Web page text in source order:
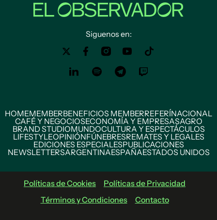
Siguenos en:
HOMEMEMBERBENEFICIOS MEMBERREFERÍNACIONAL
CAFÉ Y NEGOCIOSECONOMÍA Y EMPRESASAGRO
BRAND STUDIOMUNDOCULTURA Y ESPECTÁCULOS
LIFESTYLEOPINIÓNFÚNEBRESREMATES Y LEGALES
EDICIONES ESPECIALESPUBLICACIONES
NEWSLETTERSARGENTINAESPAÑAESTADOS UNIDOS
Políticas de Cookies
Políticas de Privacidad
Términos y Condiciones
Contacto